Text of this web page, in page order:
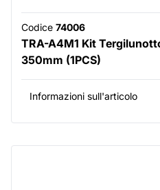
Codice 74006
TRA-A4M1 Kit
350mm (1PCS)
Informazioni sull'articolo